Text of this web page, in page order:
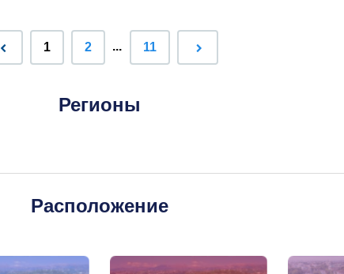
1 2 ... 11
Регионы
Расположение